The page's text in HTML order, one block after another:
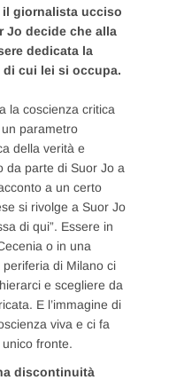
giornalista ucciso
Jo decide che alla
dedicata la
cui lei si occupa.
la coscienza critica
parametro
della verità e
da parte di Suor Jo a
a un certo
si rivolge a Suor Jo
di qui”. Essere in
o in una
di Milano ci
e scegliere da
E l’immagine di
viva e ci fa
fronte.
discontinuità